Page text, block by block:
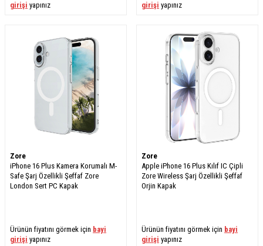
girişi yapınız
girişi yapınız
Zore
iPhone 16 Plus Kamera Korumalı M-
Safe Şarj Özellikli Şeffaf Zore
London Sert PC Kapak
Ürünün fiyatını görmek için bayi
girişi yapınız
Zore
Apple iPhone 16 Plus Kılıf IC Çipli
Zore Wireless Şarj Özellikli Şeffaf
Orjin Kapak
Ürünün fiyatını görmek için bayi
girişi yapınız